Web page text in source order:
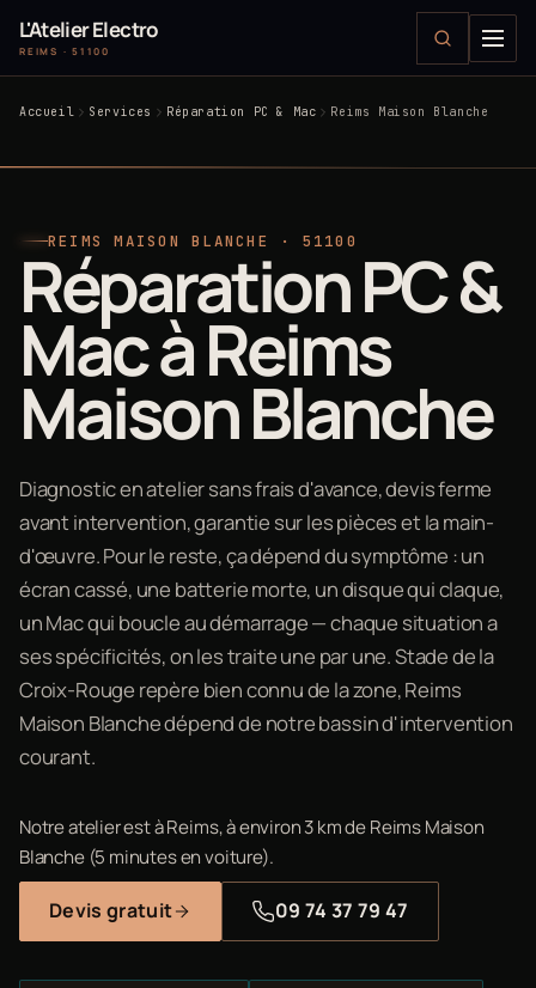
L'Atelier Electro
REIMS · 51100
Accueil Services Réparation PC & Mac Reims Maison Blanche
REIMS MAISON BLANCHE · 51100
Réparation PC &
Mac à Reims
Maison Blanche
Diagnostic en atelier sans frais d'avance, devis ferme
avant intervention, garantie sur les pièces et la main-
d'œuvre. Pour le reste, ça dépend du symptôme : un
écran cassé, une batterie morte, un disque qui claque,
un Mac qui boucle au démarrage — chaque situation a
ses spécificités, on les traite une par une. Stade de la
Croix-Rouge repère bien connu de la zone, Reims
Maison Blanche dépend de notre bassin d'intervention
courant.
Notre atelier est à Reims, à environ 3 km de Reims Maison
Blanche (5 minutes en voiture).
Devis gratuit 09 74 37 79 47